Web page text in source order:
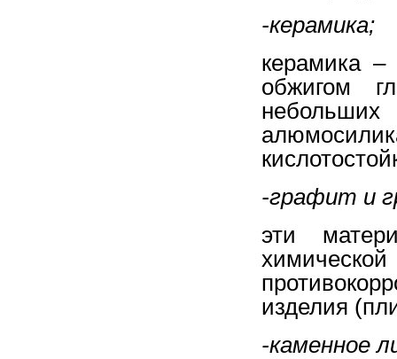
-керамика;
керамика –
обжигом
-графит и
эти
изделия
-каменное